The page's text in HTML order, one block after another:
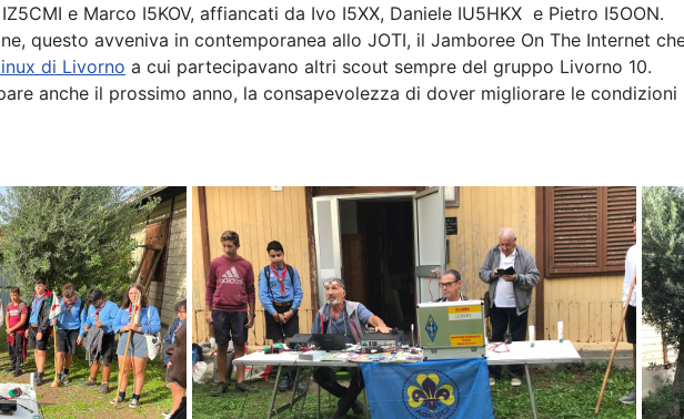
e Marco I5KOV, affiancati da Ivo I5XX, Daniele IU5HKX e Pietro I5OON.
questo avveniva in contemporanea allo JOTI, il Jamboree On The Internet
di Livorno a cui partecipavano altri scout sempre del gruppo Livorno 10.
anche il prossimo anno, la consapevolezza di dover migliorare le